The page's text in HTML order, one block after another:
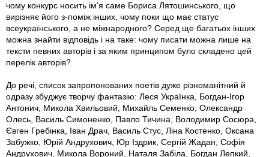
чому конкурс носить ім’я саме Бориса Лятошинського, що
вирізняє його з-поміж інших, чому поки що має статус
всеукраїнського, а не міжнародного? Серед ще багатьох інших
можна знайти відповідь і на таке: чому писати можна лише на
тексти певних авторів і за яким принципом було складено цей
перелік авторів?
До речі, список запропонованих поетів дуже різноманітний й
одразу збуджує творчу фантазію: Леся Українка, Богдан-Ігор
Антонич, Микола Хвильовий, Михайль Семенко, Олександр
Олесь, Василь Симоненко, Павло Тичина, Володимир Сосюра,
Євген Гребінка, Іван Драч, Василь Стус, Ліна Костенко, Оксана
Забужко, Юрій Андрухович, Юр Іздрик, Сергій Жадан, Софія
Андрухович, Микола Вороний, Наталя Забіла, Богдан Лепкий,